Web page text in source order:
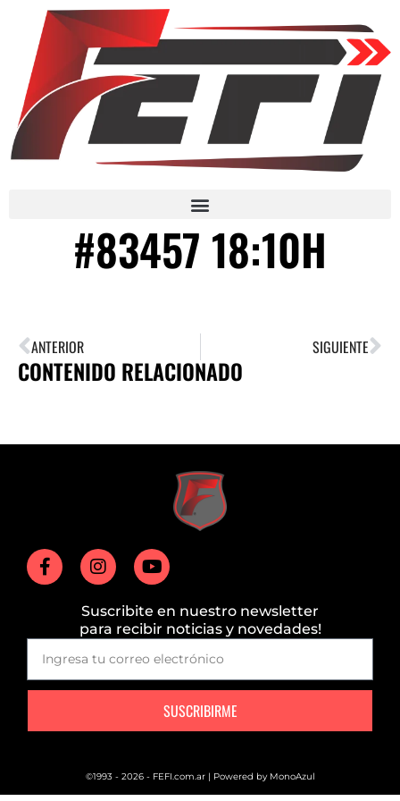
#83457 18:10H
ANTERIOR SIGUIENTE
CONTENIDO RELACIONADO
Suscribite en nuestro newsletter
para recibir noticias y novedades!
SUSCRIBIRME
©1993 - 2026 - FEFI.com.ar | Powered by MonoAzul